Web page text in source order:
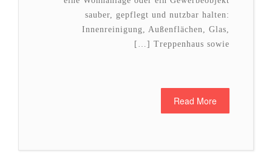
sauber, gepflegt und nutzbar halten:
Innenreinigung, Außenflächen, Glas,
Treppenhaus sowie […]
Read More